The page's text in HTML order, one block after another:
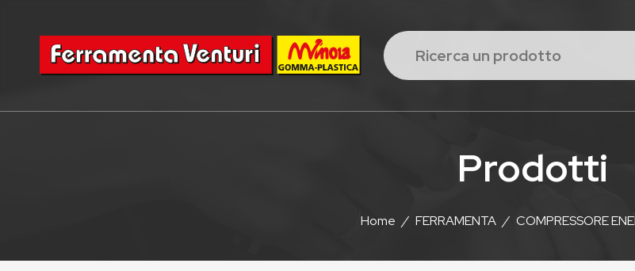
Prodotti
Home / FERRAMENTA / COMPRESSORE